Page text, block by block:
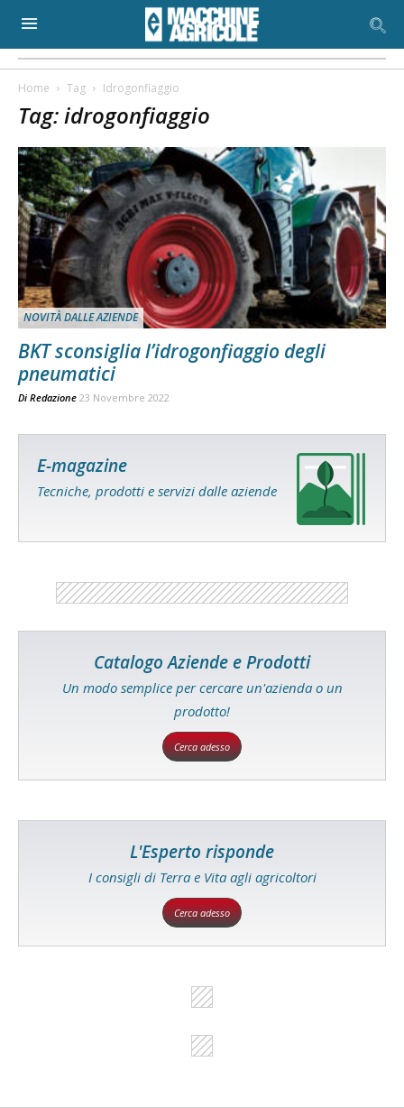
Home Tag Idrogonfiaggio
Tag: idrogonfiaggio
NOVITÀ DALLE AZIENDE
BKT sconsiglia l’idrogonfiaggio degli
pneumatici
Di Redazione 23 Novembre 2022
E-magazine
Tecniche, prodotti e servizi dalle aziende
Catalogo Aziende e Prodotti
Un modo semplice per cercare un'azienda o un
prodotto!
Cerca adesso
L'Esperto risponde
I consigli di Terra e Vita agli agricoltori
Cerca adesso